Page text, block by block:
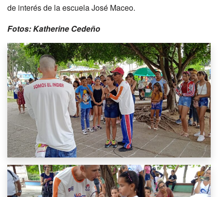
de interés de la escuela José Maceo.
Fotos: Katherine Cedeño